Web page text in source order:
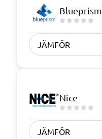
Blueprism
JÄMFÖR
Nice
JÄMFÖR